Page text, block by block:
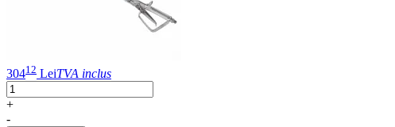
30412 LeiTVA inclus
+
-